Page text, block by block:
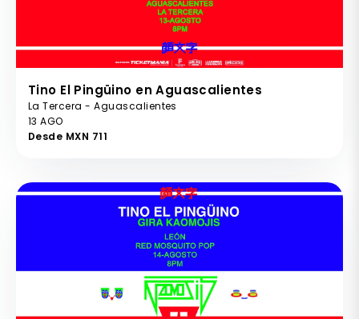
Tino El Pingüino en Aguascalientes
La Tercera - Aguascalientes
13 AGO
Desde MXN 711